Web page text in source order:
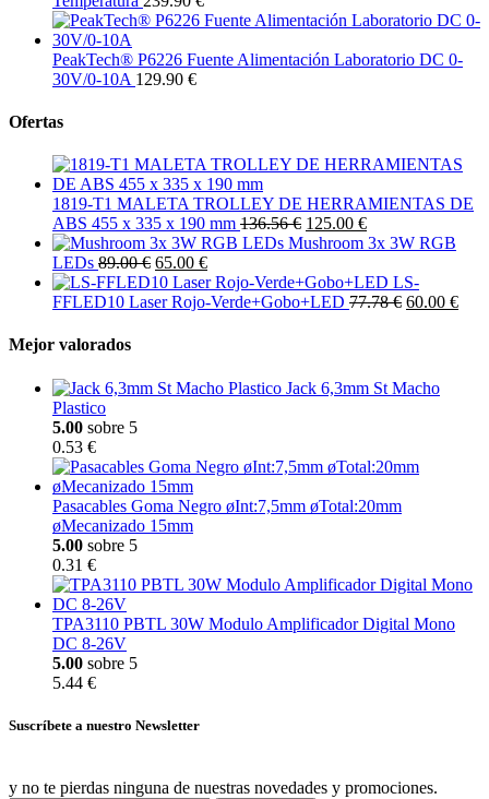
PeakTech® P6226 Fuente Alimentación Laboratorio DC 0-
30V/0-10A 129.90 €
Ofertas
1819-T1 MALETA TROLLEY DE HERRAMIENTAS DE
ABS 455 x 335 x 190 mm 136.56 € 125.00 €
Mushroom 3x 3W RGB
LEDs 89.00 € 65.00 €
LS-
FFLED10 Laser Rojo-Verde+Gobo+LED 77.78 € 60.00 €
Mejor valorados
Jack 6,3mm St Macho
Plastico
5.00 sobre 5
0.53 €
Pasacables Goma Negro øInt:7,5mm øTotal:20mm
øMecanizado 15mm
5.00 sobre 5
0.31 €
TPA3110 PBTL 30W Modulo Amplificador Digital Mono
DC 8-26V
5.00 sobre 5
5.44 €
Suscríbete a nuestro Newsletter
y no te pierdas ninguna de nuestras novedades y promociones.